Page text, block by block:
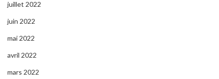
juillet 2022
juin 2022
mai 2022
avril 2022
mars 2022